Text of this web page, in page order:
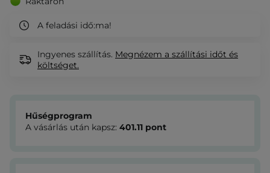
A feladási idő:ma!
Ingyenes szállítás. Megnézem a szállítási időt és
költséget.
Hűségprogram
A vásárlás után kapsz: 401.11 pont